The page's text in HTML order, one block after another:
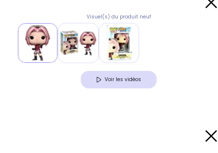
Visuel(s) du produit neuf
Voir les vidéos